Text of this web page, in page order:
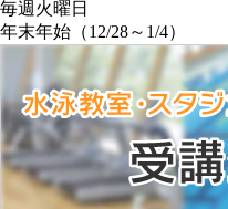
毎週火曜日
年末年始（12/28～1/4）